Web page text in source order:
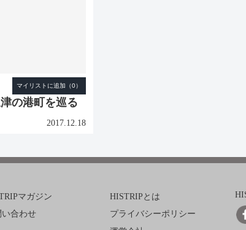
の港町を巡る
2017.12.18
マガジン
い合わせ
HISTRIPとは
プライバシーポリシー